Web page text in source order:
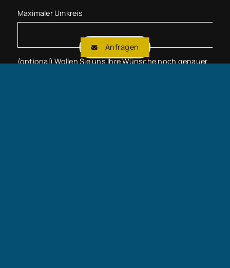
Maximaler Umkreis
(optional) Wollen Sie uns Ihre Wünsche noch genauer
Anfragen